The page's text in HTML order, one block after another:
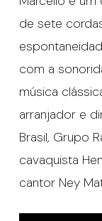
de sete
com a
música
arranjador e
Brasil, Grupo
cavaquista
cantor Ney